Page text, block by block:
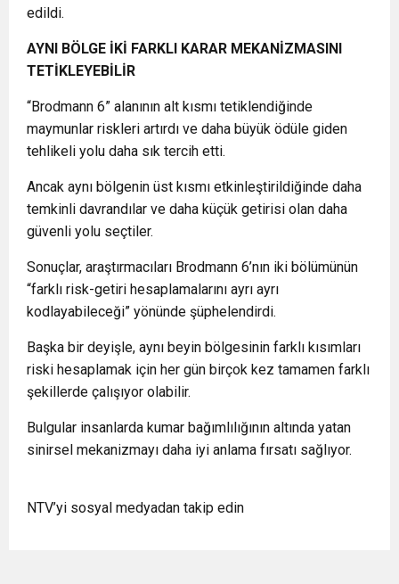
edildi.
AYNI BÖLGE İKİ FARKLI KARAR MEKANİZMASINI
TETİKLEYEBİLİR
“Brodmann 6” alanının alt kısmı tetiklendiğinde
maymunlar riskleri artırdı ve daha büyük ödüle giden
tehlikeli yolu daha sık tercih etti.
Ancak aynı bölgenin üst kısmı etkinleştirildiğinde daha
temkinli davrandılar ve daha küçük getirisi olan daha
güvenli yolu seçtiler.
Sonuçlar, araştırmacıları Brodmann 6’nın iki bölümünün
“farklı risk-getiri hesaplamalarını ayrı ayrı
kodlayabileceği” yönünde şüphelendirdi.
Başka bir deyişle, aynı beyin bölgesinin farklı kısımları
riski hesaplamak için her gün birçok kez tamamen farklı
şekillerde çalışıyor olabilir.
Bulgular insanlarda kumar bağımlılığının altında yatan
sinirsel mekanizmayı daha iyi anlama fırsatı sağlıyor.
NTV’yi sosyal medyadan takip edin